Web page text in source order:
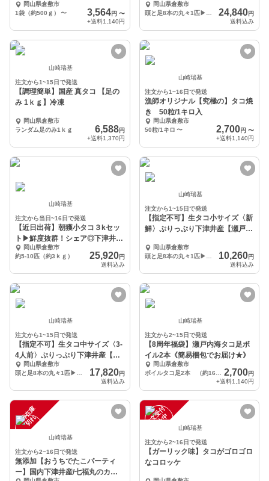
の唐揚げ
岡山県倉敷市
1袋（約500ｇ）
〜 3,564円 〜
+送料1,140円
岡山県倉敷市
24,840円
送料込み
山崎瑞基
注文から1~15日で発送
【調理簡単】国産 真タコ 【足の
み 1ｋｇ】冷凍
岡山県倉敷市
ランダム足のみ1ｋｇ
6,588円
+送料1,370円
山崎瑞基
注文から1~16日で発送
漁師オリジナル【究極の】タコ焼
き 50粒/1キロ入
岡山県倉敷市
50粒/1キロ 〜 2,700円 〜
+送料1,140円
山崎瑞基
注文から当日~16日で発送
【近日出荷】朝獲小タコ３kセッ
ト▶鮮度抜群！シェア◎下津井産
【瀬戸内海産】
岡山県倉敷市
約5-10匹（約3ｋｇ）
25,920円
送料込み
山崎瑞基
注文から1~15日で発送
【指定不可】生タコ小サイズ〈新
鮮〉ぷりっぷり下津井産【瀬戸内
岡山県倉敷市
10,260円
送料込み
山崎瑞基
注文から1~15日で発送
【指定不可】生タコ中サイズ〈3-
4人前〉ぷりっぷり下津井産【瀬
戸内海産】
岡山県倉敷市
17,820円
送料込み
山崎瑞基
注文から2~15日で発送
【8周年福袋】瀬戸内海タコ足ボ
イル2本《簡易梱包でお届け★》
岡山県倉敷市
2,700円
+送料1,140円
一
時
在
庫
切
れ
山崎瑞基
注文から2~16日で発送
無添加【おうちでたこパーティ
ー】国内下津井産/七福丸のカッ
注
文
受
付
停
止
中 山崎瑞基
注文から2~16日で発送
【ガーリック味】タコがゴロゴロ
なコロッケ